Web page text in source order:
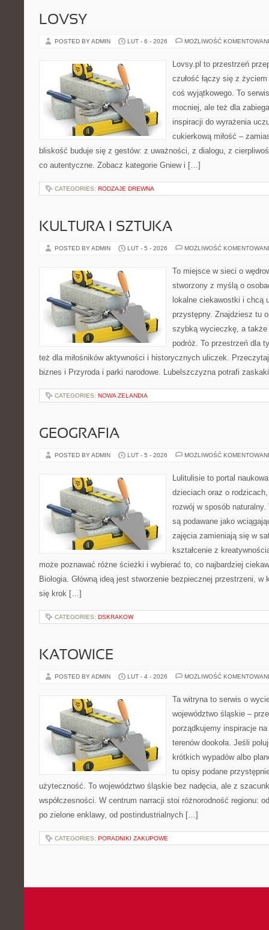
LOVSY
POSTED BY ADMIN LUT - 6 - 2026 MOŻLIWOŚĆ
Lovsy.pl to przestrzeń
czułość łączy się z
coś wyjątkowego. To
mocniej, ale też dla
inspiracji do wyrażenia
cukierkową miłość –
bliskość buduje się z gestów: z uważności, z dialogu, z
co autentyczne. Zobacz kategorie Gniew i […]
CATEGORIES: RODZAJE DREWNA
KULTURA I SZTUKA
POSTED BY ADMIN LUT - 5 - 2026 MOŻLIWOŚĆ
To miejsce w sieci o
stworzony z myślą o
lokalne ciekawostki i chcą
przystępny. Znajdziesz tu
szybką wycieczkę, a także
podróż. To przestrzeń dla
też dla miłośników aktywności i historycznych uliczek.
biznes i Przyroda i parki narodowe. Lubelszczyzna potrafi
CATEGORIES: NOWA ZELANDIA
GEOGRAFIA
POSTED BY ADMIN LUT - 5 - 2026 MOŻLIWOŚĆ
Lulitulisie to portal
dzieciach oraz o
rozwój w sposób
są podawane jako
zajęcia zamieniają się w
kształcenie z
może poznawać różne ścieżki i wybierać to, co najbardziej
Biologia. Główną ideą jest stworzenie bezpiecznej przestrzeni, w
się krok […]
CATEGORIES: DSKRAKOW
KATOWICE
POSTED BY ADMIN LUT - 4 - 2026 MOŻLIWOŚĆ
Ta witryna to serwis o
województwo śląskie –
porządkujemy inspiracje
terenów dookoła. Jeśli
krótkich wypadów albo
tu opisy podane
użyteczność. To województwo śląskie bez nadęcia, ale z
współczesności. W centrum narracji stoi różnorodność regionu:
po zielone enklawy, od postindustrialnych […]
CATEGORIES: PORADNIKI ZAKUPOWE